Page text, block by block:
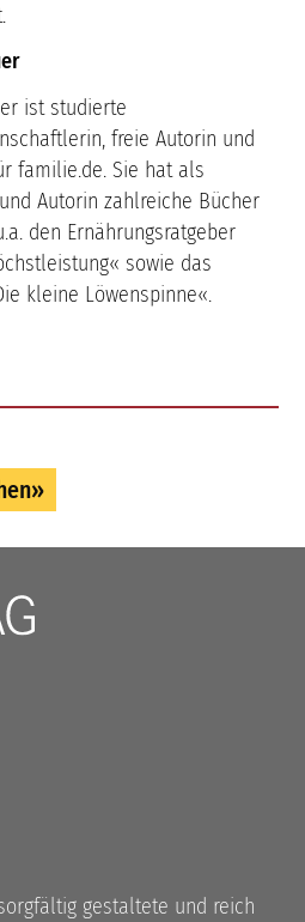
ist studierte
freie Autorin und
familie.de. Sie hat als
Autorin zahlreiche Bücher
den Ernährungsratgeber
sowie das
kleine Löwenspinne«.
gestaltete und reich